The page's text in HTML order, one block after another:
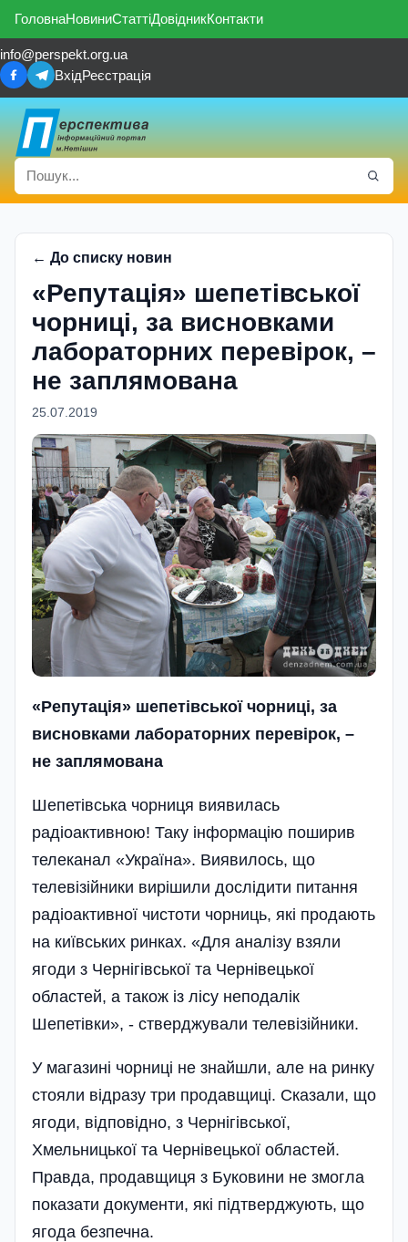
ГоловнаНовиниСтаттіДовідникКонтакти
info@perspekt.org.ua
ВхідРеєстрація
← До списку новин
«Репутація» шепетівської
чорниці, за висновками
лабораторних переві­рок, –
не заплямована
25.07.2019
«Репутація» шепетівської чорниці, за
висновками лабораторних переві­рок, –
не заплямована
Шепетівська чорниця виявилась
радіоактивною! Таку інформацію поширив
телеканал «Україна». Виявилось, що
телевізійники вирішили дослідити питання
радіоактивної чистоти чорниць, які продають
на київських ринках. «Для аналізу взяли
ягоди з Чернігівської та Чернівецької
областей, а також із лісу неподалік
Шепетівки», - стверджували телевізійники.
У магазині чорниці не знайшли, але на ринку
стояли відразу три продавщиці. Сказали, що
ягоди, відповідно, з Чернігівської,
Хмельницької та Чернівецької областей.
Правда, продавщиця з Буковини не змогла
показати документи, які підтверджують, що
ягода безпечна.